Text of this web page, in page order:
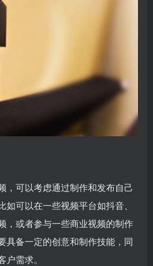
，可以考虑通过制作和发布自己
可以在一些视频平台如抖音、
，或者参与一些商业视频的制作
具备一定的创意和制作技能，同
需求。